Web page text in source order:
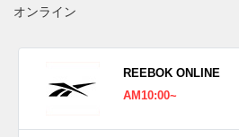
海外では2021年7月16日発売予定。
UPDATE
オンライン
REEBOK ONLINE
AM10:00~